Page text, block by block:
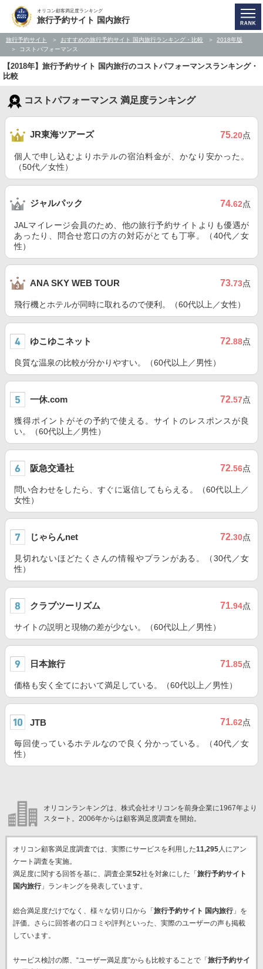
オリコン顧客満足度ランキング
旅行予約サイト 国内旅行
旅行予約サイト おすすめの旅行予約サイト 国内旅行ランキング・比較
2018年版
コストパフォーマンス
【2018年】旅行予約サイト 国内旅行のコストパフォーマンスランキング・
比較
コストパフォーマンス 満足度ランキング
JR東海ツアーズ 75.20点
個人で申し込むよりホテルの宿泊料金が、かなり安かった。
（50代／女性）
ジャルパック 74.62点
JALマイレージ会員のため、他の旅行予約サイトよりも優遇が
あったり、問合せ窓口の方の対応がとても丁寧。（40代／女
性）
ANA SKY WEB TOUR 73.73点
飛行機とホテルが同時に取れるので便利。（60代以上／女性）
ゆこゆこネット 72.88点
良質な温泉の比較が分かりやすい。（60代以上／男性）
一休.com 72.57点
獲得ポイントがその予約で使える。サイトのレスポンスが良
い。（60代以上／男性）
阪急交通社 72.56点
問い合わせをしたら、すぐに返信してもらえる。（60代以上／
女性）
じゃらんnet 72.30点
見切れないほどたくさんの情報やプランがある。（30代／女
性）
クラブツーリズム 71.94点
サイトの説明と現物の差が少ない。（60代以上／男性）
日本旅行 71.85点
価格も安く全てにおいて満足している。（60代以上／男性）
JTB 71.62点
毎回使っているホテルなので良く分かっている。（40代／女
性）
オリコンランキングは、株式会社オリコンを前身企業に1967年より
スタート。2006年からは顧客満足度調査を開始。
オリコン顧客満足度調査では、実際にサービスを利用した11,295人にアン
ケート調査を実施。
満足度に関する回答を基に、調査企業52社を対象にした「 旅行予約サイト
国内旅行」ランキングを発表しています。
総合満足度だけでなく、様々な切り口から「 旅行予約サイト 国内旅行」を
評価。さらに回答者の口コミや評判といった、実際のユーザーの声も掲載
しています。
サービス検討の際、“ユーザー満足度”からも比較することで「 旅行予約サイ